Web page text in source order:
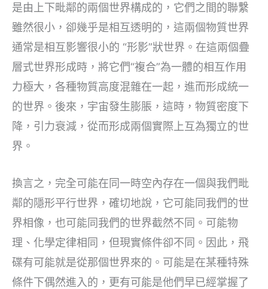
是由上下毗鄰的兩個世界構成的，它們之間的聯繫
雖然很小，卻幾乎是相互透明的，這兩個物質世界
通常是相互影響很小的 “形影”狀世界。在這兩個疊
層式世界形成時，將它們“複合”為一體的相互作用
力極大，各種物質高度混雜在一起，進而形成統一
的世界。後來，宇宙發生膨脹，這時，物質密度下
降，引力衰減，從而形成兩個實際上互為獨立的世
界。
換言之，完全可能在同一時空內存在一個與我們毗
鄰的隱形平行世界，確切地說，它可能同我們的世
界相像，也可能同我們的世界截然不同。可能物
理、化學定律相同，但現實條件卻不同。因此，飛
碟有可能就是從那個世界來的。可能是在某種特殊
條件下偶然進入的，更有可能是他們早已經掌握了